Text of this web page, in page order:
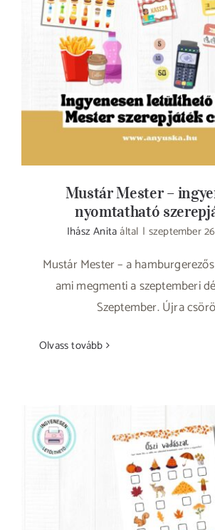
Mustár Mester – ingyenesen
szerepjáték-
Mustár Mester –
nyomtatható
Ihász Anitaáltal | szeptember
Mustár Mester – a
ami megmenti a szeptemberi
Szeptember. Újra
Olvass tovább